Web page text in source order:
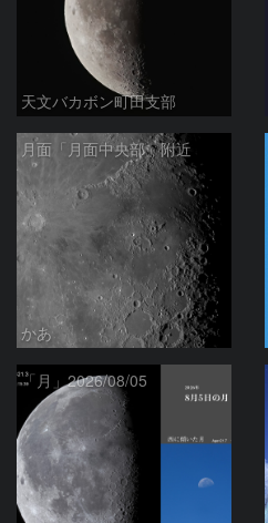
天文バカボン町田支部
月面「月面中央部」附近
かあ
「月」2026/08/05